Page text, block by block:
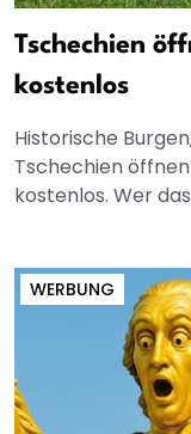
Tschechien
kostenlos
Historische
Tschechien
kostenlos. Wer
WERBUNG